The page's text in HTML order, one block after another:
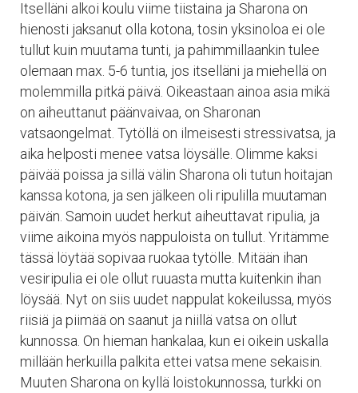
Itselläni alkoi koulu viime tiistaina ja Sharona on
hienosti jaksanut olla kotona, tosin yksinoloa ei ole
tullut kuin muutama tunti, ja pahimmillaankin tulee
olemaan max. 5-6 tuntia, jos itselläni ja miehellä on
molemmilla pitkä päivä. Oikeastaan ainoa asia mikä
on aiheuttanut päänvaivaa, on Sharonan
vatsaongelmat. Tytöllä on ilmeisesti stressivatsa, ja
aika helposti menee vatsa löysälle. Olimme kaksi
päivää poissa ja sillä välin Sharona oli tutun hoitajan
kanssa kotona, ja sen jälkeen oli ripulilla muutaman
päivän. Samoin uudet herkut aiheuttavat ripulia, ja
viime aikoina myös nappuloista on tullut. Yritämme
tässä löytää sopivaa ruokaa tytölle. Mitään ihan
vesiripulia ei ole ollut ruuasta mutta kuitenkin ihan
löysää. Nyt on siis uudet nappulat kokeilussa, myös
riisiä ja piimää on saanut ja niillä vatsa on ollut
kunnossa. On hieman hankalaa, kun ei oikein uskalla
millään herkuilla palkita ettei vatsa mene sekaisin.
Muuten Sharona on kyllä loistokunnossa, turkki on